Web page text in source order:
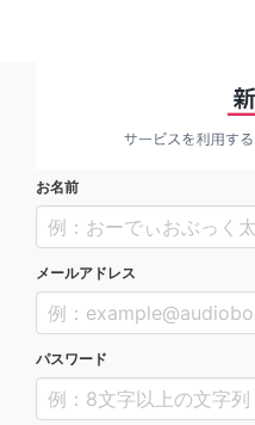
お名前
メールアドレス
パスワード